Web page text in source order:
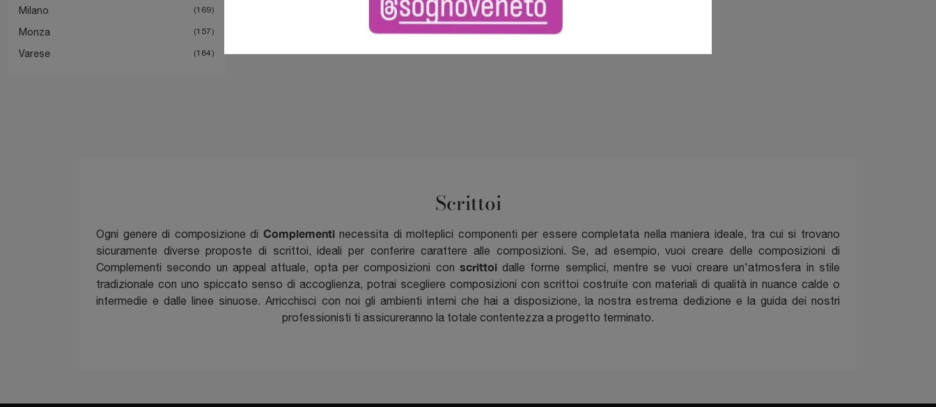
Milano 169
Monza 157
Varese 184
Scrittoi
Ogni genere di composizione di Complementi necessita di molteplici componenti per essere completata nella maniera ideale, tra cui si trovano
sicuramente diverse proposte di scrittoi, ideali per conferire carattere alle composizioni. Se, ad esempio, vuoi creare delle composizioni di
Complementi secondo un appeal attuale, opta per composizioni con scrittoi dalle forme semplici, mentre se vuoi creare un'atmosfera in stile
tradizionale con uno spiccato senso di accoglienza, potrai scegliere composizioni con scrittoi costruite con materiali di qualità in nuance calde o
intermedie e dalle linee sinuose. Arricchisci con noi gli ambienti interni che hai a disposizione, la nostra estrema dedizione e la guida dei nostri
professionisti ti assicureranno la totale contentezza a progetto terminato.